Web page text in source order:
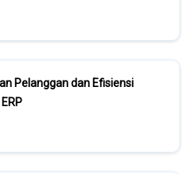
Pelanggan dan Efisiensi